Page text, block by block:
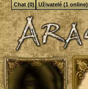
Chat (0) Uživatelé (1 online)